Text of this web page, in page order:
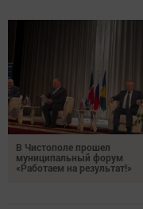
В Чистополе прошел
муниципальный форум
«Работаем на результат!»